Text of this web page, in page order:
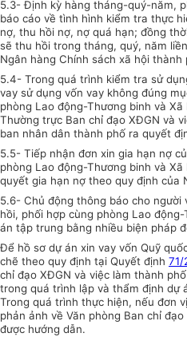
5.3- Định kỳ hàng tháng-quý-năm,
báo cáo về tình hình kiểm tra thực
nợ, thu hồi nợ, nợ quá hạn; đồng
sẽ thu hồi trong tháng, quý, năm
Ngân hàng Chính sách xã hội thành
5.4- Trong quá trình kiểm tra sử
vay sử dụng vốn vay không đúng
phòng Lao động-Thương binh và
Thường trực Ban chỉ đạo XĐGN và
ban nhân dân thành phố ra quyết
5.5- Tiếp nhận đơn xin gia hạn nợ
phòng Lao động-Thương binh và
quyết gia hạn nợ theo quy định của
5.6- Chủ động thông báo cho
hồi, phối hợp cùng phòng Lao
án tập trung bằng nhiều biện pháp
Để hồ sơ dự án xin vay vốn Quỹ
chẽ theo quy định tại Quyết định 71/
chỉ đạo XĐGN và việc làm thành
trong quá trình lập và thẩm định dự
Trong quá trình thực hiện, nếu đơn
phản ảnh về Văn phòng Ban chỉ
được hướng dẫn.